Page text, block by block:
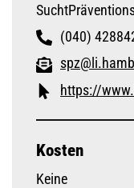
(040)
https://
Kosten
Keine